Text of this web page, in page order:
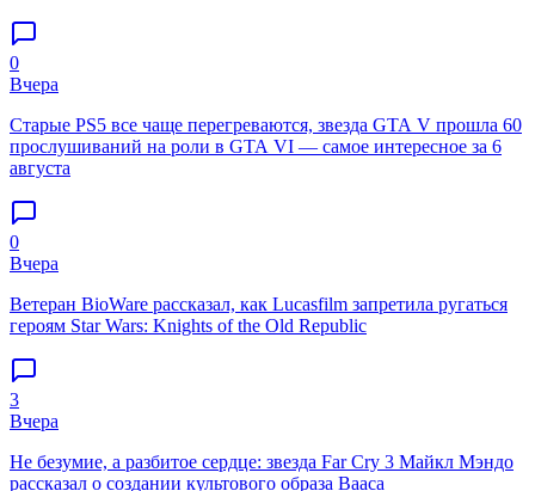
0
Вчера
Старые PS5 все чаще перегреваются, звезда GTA V прошла 60
прослушиваний на роли в GTA VI — самое интересное за 6
августа
0
Вчера
Ветеран BioWare рассказал, как Lucasfilm запретила ругаться
героям Star Wars: Knights of the Old Republic
3
Вчера
Не безумие, а разбитое сердце: звезда Far Cry 3 Майкл Мэндо
рассказал о создании культового образа Вааса